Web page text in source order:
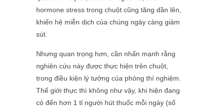
hormone stress trong chuột cũng tăng dần lên,
khiến hệ miễn dịch của chúng ngày càng giảm
sút.
Nhưng quan trọng hơn, cần nhấn mạnh rằng
nghiên cứu này được thực hiện trên chuột,
trong điều kiện lý tưởng của phòng thí nghiệm.
Thế giới thực thì không như vậy, khi hiện đang
có đến hơn 1 tỉ người hút thuốc mỗi ngày (số